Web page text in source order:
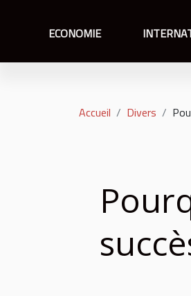
ECONOMIE
Accueil Divers